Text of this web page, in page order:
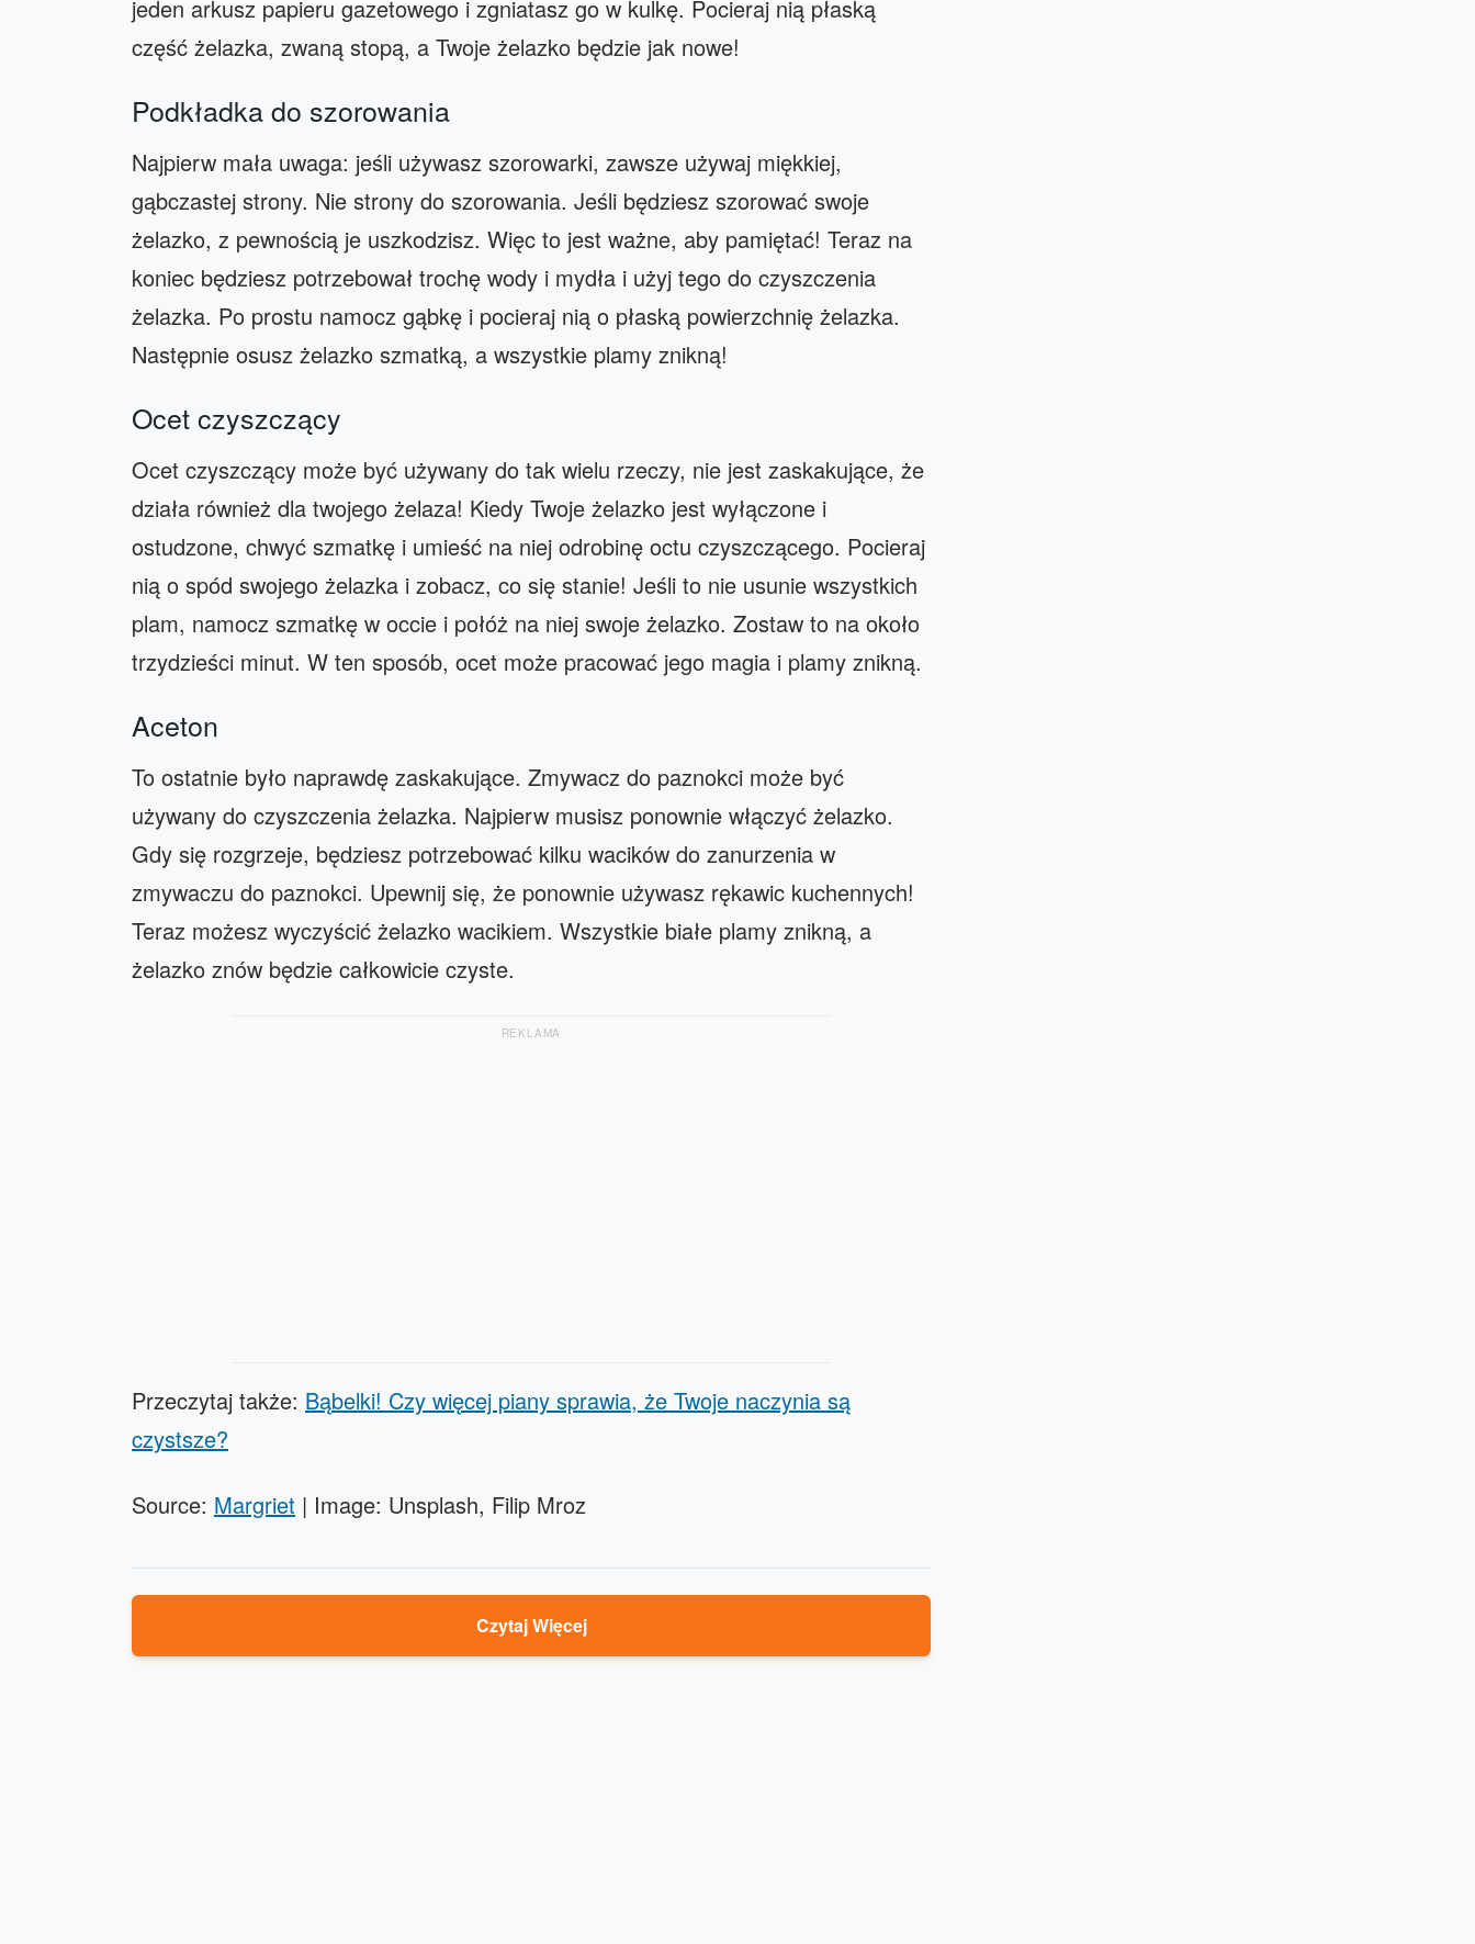
jeden arkusz papieru gazetowego i zgniatasz go w kulkę. Pocieraj nią płaską
część żelazka, zwaną stopą, a Twoje żelazko będzie jak nowe!
Podkładka do szorowania
Najpierw mała uwaga: jeśli używasz szorowarki, zawsze używaj miękkiej,
gąbczastej strony. Nie strony do szorowania. Jeśli będziesz szorować swoje
żelazko, z pewnością je uszkodzisz. Więc to jest ważne, aby pamiętać! Teraz na
koniec będziesz potrzebował trochę wody i mydła i użyj tego do czyszczenia
żelazka. Po prostu namocz gąbkę i pocieraj nią o płaską powierzchnię żelazka.
Następnie osusz żelazko szmatką, a wszystkie plamy znikną!
Ocet czyszczący
Ocet czyszczący może być używany do tak wielu rzeczy, nie jest zaskakujące, że
działa również dla twojego żelaza! Kiedy Twoje żelazko jest wyłączone i
ostudzone, chwyć szmatkę i umieść na niej odrobinę octu czyszczącego. Pocieraj
nią o spód swojego żelazka i zobacz, co się stanie! Jeśli to nie usunie wszystkich
plam, namocz szmatkę w occie i połóż na niej swoje żelazko. Zostaw to na około
trzydzieści minut. W ten sposób, ocet może pracować jego magia i plamy znikną.
Aceton
To ostatnie było naprawdę zaskakujące. Zmywacz do paznokci może być
używany do czyszczenia żelazka. Najpierw musisz ponownie włączyć żelazko.
Gdy się rozgrzeje, będziesz potrzebować kilku wacików do zanurzenia w
zmywaczu do paznokci. Upewnij się, że ponownie używasz rękawic kuchennych!
Teraz możesz wyczyścić żelazko wacikiem. Wszystkie białe plamy znikną, a
żelazko znów będzie całkowicie czyste.
REKLAMA
Przeczytaj także: Bąbelki! Czy więcej piany sprawia, że Twoje naczynia są
czystsze?
Source: Margriet | Image: Unsplash, Filip Mroz
Czytaj Więcej